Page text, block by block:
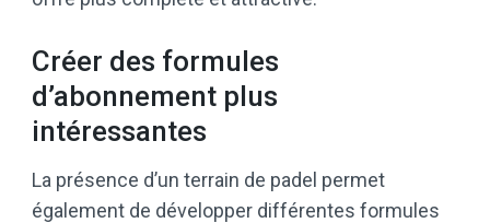
Créer des formules
d’abonnement plus
intéressantes
La présence d’un terrain de padel permet
également de développer différentes formules